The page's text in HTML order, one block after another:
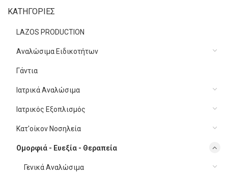
ΚΑΤΗΓΟΡΙΕΣ
LAZOS PRODUCTION
Αναλώσιμα Ειδικοτήτων
Γάντια
Ιατρικά Αναλώσιμα
Ιατρικός Εξοπλισμός
Κατ'οίκον Νοσηλεία
Ομορφιά - Ευεξία - Θεραπεία
Γενικά Αναλώσιμα